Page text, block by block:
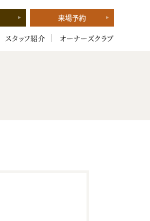
来場予約
スタッフ紹介 オーナーズクラブ